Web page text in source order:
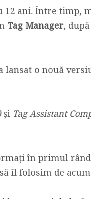
12 ani. Între timp,
Tag Manager,
o nouă
și Tag Assistant
în primul
îl folosim de